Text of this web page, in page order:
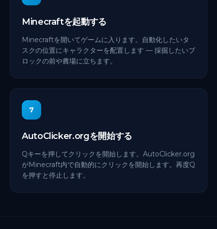
Minecraftを起動する
Minecraftを開いてゲームに入ります。自動化したいタ
スクの位置にキャラクターを配置します — 採掘したいブ
ロックの前や農場に立ちます。
7
AutoClicker.orgを開始する
Qキーを押してクリックを開始します。AutoClicker.org
がMinecraft内で自動的にクリックを開始します。再度Q
を押すと停止します。